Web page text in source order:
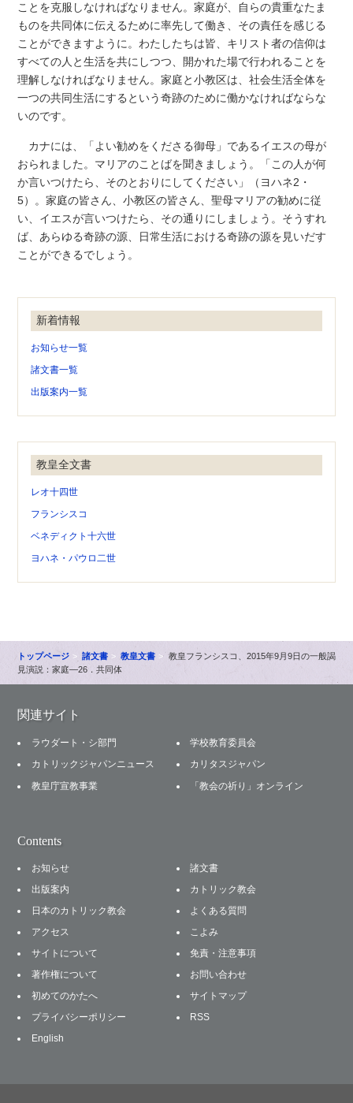
ことを克服しなければなりません。家庭が、自らの貴重なたま
ものを共同体に伝えるために率先して働き、その責任を感じる
ことができますように。わたしたちは皆、キリスト者の信仰は
すべての人と生活を共にしつつ、開かれた場で行われることを
理解しなければなりません。家庭と小教区は、社会生活全体を
一つの共同生活にするという奇跡のために働かなければならな
いのです。
カナには、「よい勧めをくださる御母」であるイエスの母が
おられました。マリアのことばを聞きましょう。「この人が何
か言いつけたら、そのとおりにしてください」（ヨハネ2・
5）。家庭の皆さん、小教区の皆さん、聖母マリアの勧めに従
い、イエスが言いつけたら、その通りにしましょう。そうすれ
ば、あらゆる奇跡の源、日常生活における奇跡の源を見いだす
ことができるでしょう。
新着情報
お知らせ一覧
諸文書一覧
出版案内一覧
教皇全文書
レオ十四世
フランシスコ
ベネディクト十六世
ヨハネ・パウロ二世
トップページ 諸文書 教皇文書
教皇フランシスコ、2015年9月9日の一般謁
見演説：家庭—26．共同体
関連サイト
ラウダート・シ部門
学校教育委員会
カトリックジャパンニュース
カリタスジャパン
教皇庁宣教事業
「教会の祈り」オンライン
Contents
お知らせ
諸文書
出版案内
カトリック教会
日本のカトリック教会
よくある質問
アクセス
こよみ
サイトについて
免責・注意事項
著作権について
お問い合わせ
初めてのかたへ
サイトマップ
プライバシーポリシー
RSS
English